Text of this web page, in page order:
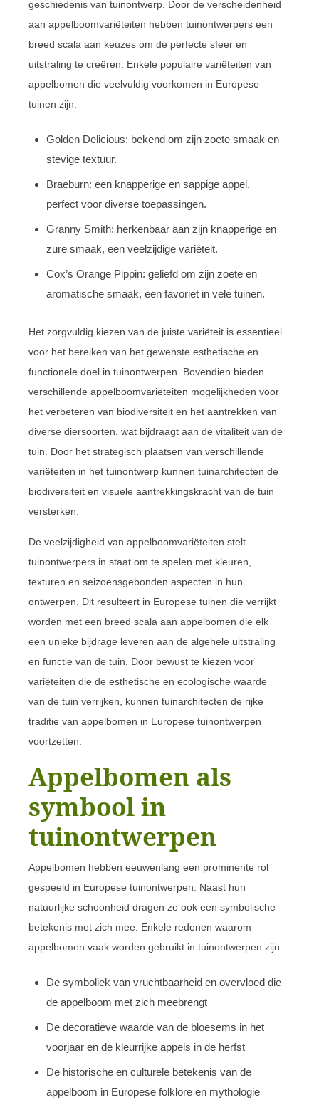
geschiedenis van tuinontwerp. Door de verscheidenheid
aan appelboomvariëteiten hebben tuinontwerpers een
breed scala aan keuzes om de perfecte sfeer en
uitstraling te creëren. Enkele populaire variëteiten van
appelbomen die veelvuldig voorkomen in Europese
tuinen zijn:
Golden Delicious: bekend om zijn zoete smaak en
stevige textuur.
Braeburn: een knapperige en sappige appel,
perfect voor diverse toepassingen.
Granny Smith: herkenbaar aan zijn knapperige en
zure smaak, een veelzijdige variëteit.
Cox’s Orange Pippin: geliefd om zijn zoete en
aromatische smaak, een favoriet in vele tuinen.
Het zorgvuldig kiezen van de juiste variëteit is essentieel
voor het bereiken van het gewenste esthetische en
functionele doel in tuinontwerpen. Bovendien bieden
verschillende appelboomvariëteiten mogelijkheden voor
het verbeteren van biodiversiteit en het aantrekken van
diverse diersoorten, wat bijdraagt aan de vitaliteit van de
tuin. Door het strategisch plaatsen van verschillende
variëteiten in het tuinontwerp kunnen tuinarchitecten de
biodiversiteit en visuele aantrekkingskracht van de tuin
versterken.
De veelzijdigheid van appelboomvariëteiten stelt
tuinontwerpers in staat om te spelen met kleuren,
texturen en seizoensgebonden aspecten in hun
ontwerpen. Dit resulteert in Europese tuinen die verrijkt
worden met een breed scala aan appelbomen die elk
een unieke bijdrage leveren aan de algehele uitstraling
en functie van de tuin. Door bewust te kiezen voor
variëteiten die de esthetische en ecologische waarde
van de tuin verrijken, kunnen tuinarchitecten de rijke
traditie van appelbomen in Europese tuinontwerpen
voortzetten.
Appelbomen als
symbool in
tuinontwerpen
Appelbomen hebben eeuwenlang een prominente rol
gespeeld in Europese tuinontwerpen. Naast hun
natuurlijke schoonheid dragen ze ook een symbolische
betekenis met zich mee. Enkele redenen waarom
appelbomen vaak worden gebruikt in tuinontwerpen zijn:
De symboliek van vruchtbaarheid en overvloed die
de appelboom met zich meebrengt
De decoratieve waarde van de bloesems in het
voorjaar en de kleurrijke appels in de herfst
De historische en culturele betekenis van de
appelboom in Europese folklore en mythologie